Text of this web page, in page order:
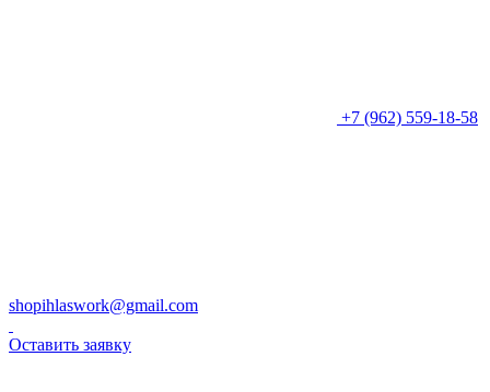
+7 (962) 559-18-58
shopihlaswork@gmail.com
Оставить заявку